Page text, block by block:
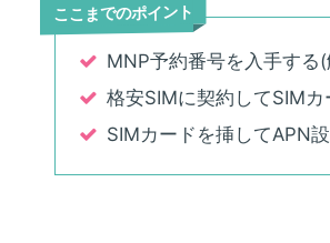
ここまでのポイント
MNP予約番号を入手する
格安SIMに契約してSIM
SIMカードを挿してAPN